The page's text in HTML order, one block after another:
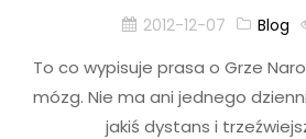
2012-12-07 Blog
To co wypisuje prasa o Grze
mózg. Nie ma ani jednego
jakiś dystans i